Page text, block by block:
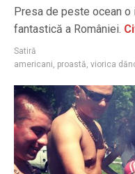
Presa de peste ocean o
fantastică a României.
Satiră
americani, proastă, viorica